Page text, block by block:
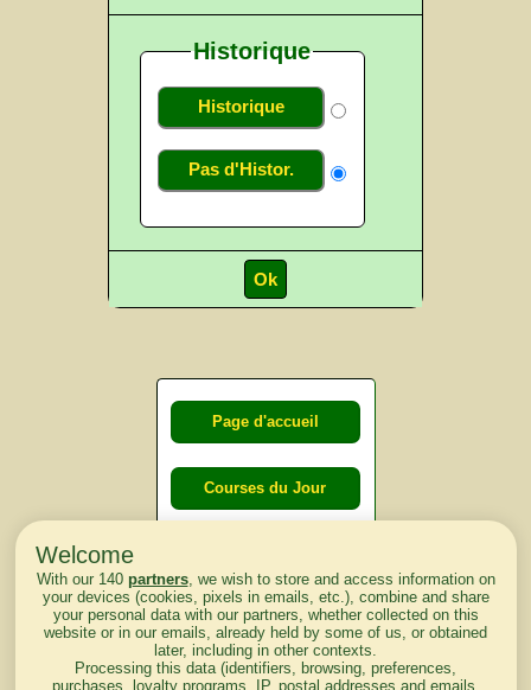
Historique
Historique
Pas d'Histor.
Page d'accueil
Courses du Jour
lendemain
Courses
d'aujourd'hui
Welcome
With our 140 partners, we wish to store and access information on
your devices (cookies, pixels in emails, etc.), combine and share
your personal data with our partners, whether collected on this
website or in our emails, already held by some of us, or obtained
later, including in other contexts.
Processing this data (identifiers, browsing, preferences,
purchases, loyalty programs, IP, postal addresses and emails,